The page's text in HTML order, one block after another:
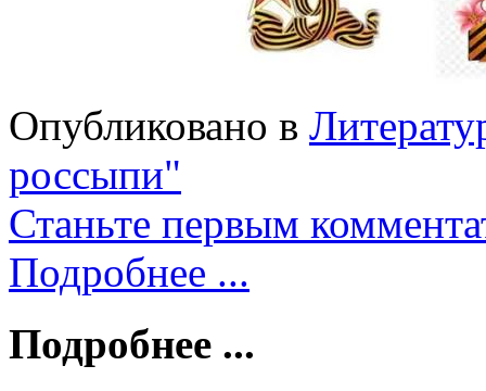
Опубликовано в
россыпи"
Станьте первым
Подробнее ...
Подробнее ...